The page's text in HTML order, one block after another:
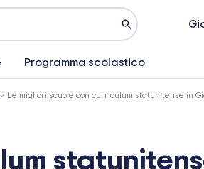
Programma scolastico
> Le migliori scuole con curriculum statunitense in